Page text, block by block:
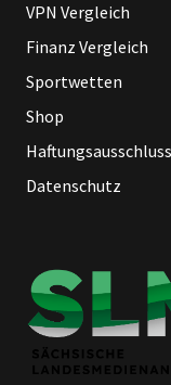
VPN Vergleich
Finanz Vergleich
Sportwetten
Shop
Datenschutz